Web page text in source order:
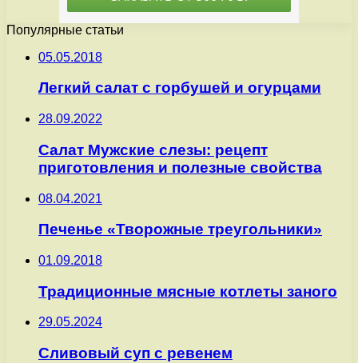
Популярные статьи
05.05.2018
Легкий салат с горбушей и огурцами
28.09.2022
Салат Мужские слезы: рецепт
приготовления и полезные свойства
08.04.2021
Печенье «Творожные треугольники»
01.09.2018
Традиционные мясные котлеты заного
29.05.2024
Сливовый суп с ревенем